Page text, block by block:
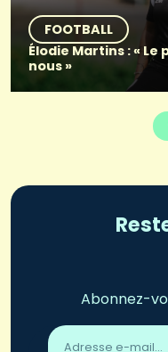
FOOTBALL
Élodie Martins : «
nous »
Abonnez-
Adresse
email